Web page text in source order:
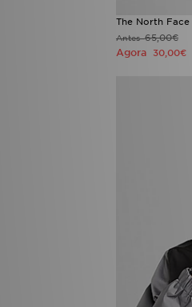
The North Face
Antes65,00€
Agora 30,00€